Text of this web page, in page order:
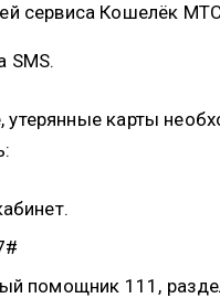
сервиса Кошелёк
SMS.
утерянные карты
помощник 111,